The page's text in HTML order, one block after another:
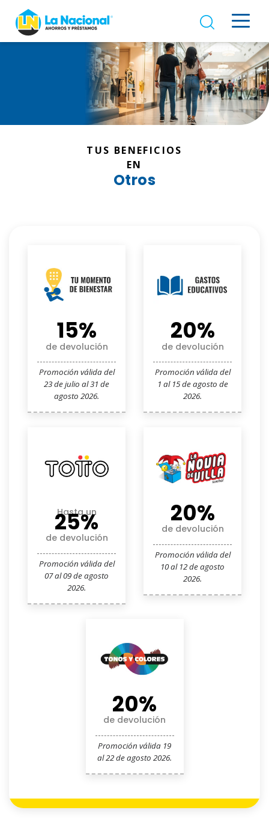
TUS BENEFICIOS
EN
Otros
15%
de devolución
Promoción válida del
23 de julio al 31 de
agosto 2026.
20%
de devolución
Promoción válida del
1 al 15 de agosto de
2026.
Hasta un
25%
de devolución
Promoción válida del
07 al 09 de agosto
2026.
20%
de devolución
Promoción válida del
10 al 12 de agosto
2026.
20%
de devolución
Promoción válida 19
al 22 de agosto 2026.